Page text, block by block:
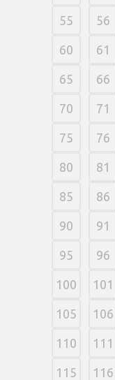
55 56
60 61
65 66
70 71
75 76
80 81
85 86
90 91
95 96
100 101
105 106
110 111
115 116